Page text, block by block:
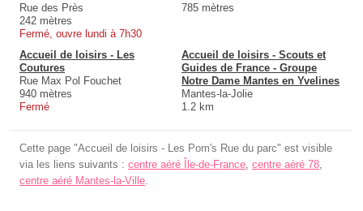
Rue des Près
242 mètres
Fermé, ouvre lundi à 7h30
785 mètres
Accueil de loisirs - Les
Coutures
Rue Max Pol Fouchet
940 mètres
Fermé
Accueil de loisirs - Scouts et
Guides de France - Groupe
Notre Dame Mantes en Yvelines
Mantes-la-Jolie
1.2 km
Cette page "Accueil de loisirs - Les Pom's Rue du parc" est visible
via les liens suivants : centre aéré Île-de-France, centre aéré 78,
centre aéré Mantes-la-Ville.